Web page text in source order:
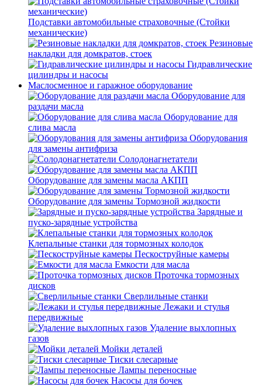
Подставки автомобильные страховочные (Стойки
механические)
Резиновые
накладки для домкратов, стоек
Гидравлические
цилиндры и насосы
Маслосменное и гаражное оборудование
Оборудование для
раздачи масла
Оборудование для
слива масла
Оборудования
для замены антифриза
Солодонагнетатели
Оборудование для замены масла АКПП
Оборудование для замены Тормозной жидкости
Зарядные и
пуско-зарядные устройства
Клепальные станки для тормозных колодок
Пескоструйные камеры
Емкости для масла
Проточка тормозных
дисков
Сверлильные станки
Лежаки и стулья
передвижные
Удаление выхлопных
газов
Мойки деталей
Тиски слесарные
Лампы переносные
Насосы для бочек